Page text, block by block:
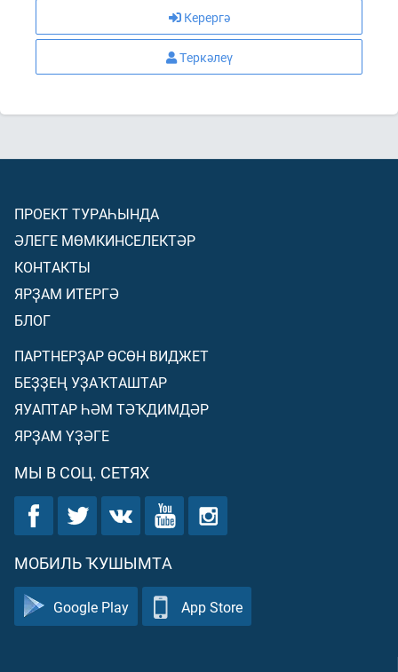
Керергә
Теркәлеү
ПРОЕКТ ТУРАҺЫНДА
ӘЛЕГЕ МӨМКИНСЕЛЕКТӘР
КОНТАКТЫ
ЯРҘАМ ИТЕРГӘ
БЛОГ
ПАРТНЕРҘАР ӨСӨН ВИДЖЕТ
БЕҘҘЕҢ УҘАҠТАШТАР
ЯУАПТАР ҺӘМ ТӘҠДИМДӘР
ЯРҘАМ ҮҘӘГЕ
МЫ В СОЦ. СЕТЯХ
МОБИЛЬ ҠУШЫМТА
Google Play App Store